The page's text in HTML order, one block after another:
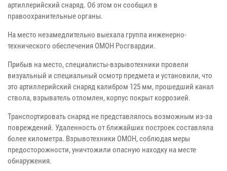
артиллерийский снаряд. Об этом он сообщил в
правоохранительные органы.
На место незамедлительно выехала группа инженерно-
технического обеспечения ОМОН Росгвардии.
Прибыв на место, специалисты-взрывотехники провели
визуальный и специальный осмотр предмета и установили, что
это артиллерийский снаряд калибром 125 мм, прошедший канал
ствола, взрыватель отломлен, корпус покрыт коррозией.
Транспортировать снаряд не представлялось возможным из-за
повреждений. Удаленность от ближайших построек составляла
более километра. Взрывотехники ОМОН, соблюдая меры
предосторожности, уничтожили опасную находку на месте
обнаружения.